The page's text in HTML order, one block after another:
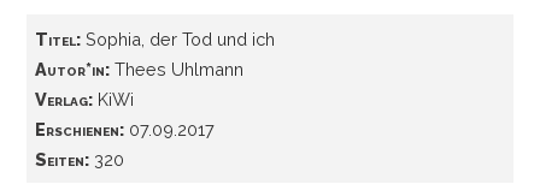
Titel:Sophia, der Tod und ich
Autor*in:Thees Uhlmann
Verlag:KiWi
Erschienen:07.09.2017
Seiten:320